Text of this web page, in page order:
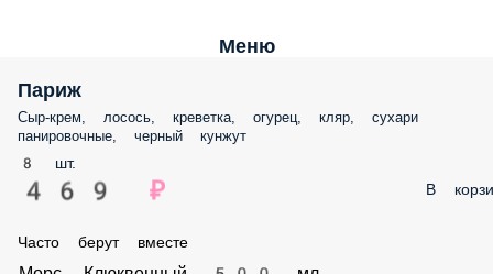
Меню
Париж
Сыр-крем, лосось, креветка, огурец, кляр, сухари панировочные,
черный кунжут
8 шт.
469 ₽ В
Часто берут вместе